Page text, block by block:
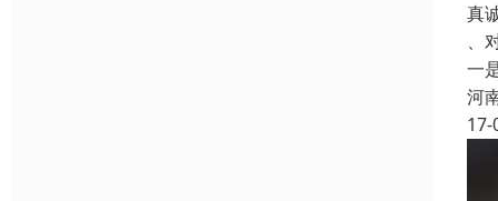
真
、
一
河
17-